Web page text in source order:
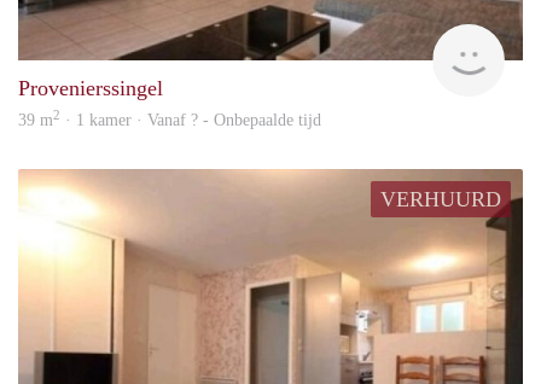
rent
Provenierssingel
39 m2 · 1 kamer · Vanaf ? - Onbepaalde tijd
VERHUURD